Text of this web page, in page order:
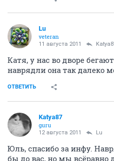
Lu
veteran
11 августа 2011
Катя, у нас во дворе
наврядли она так далеко
ОТВЕТИТЬ
Katya87
guru
12 августа 2011 Lu
Юль, спасибо за инфу.
бы до вас, но мы